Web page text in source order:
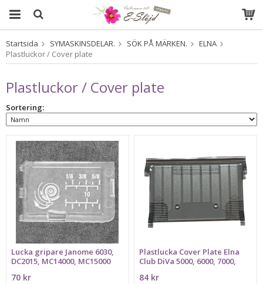
Produkten har blivit tillagd i varukorgen
Startsida SYMASKINSDELAR. SÖK PÅ MÄRKEN.
ELNA
Plastluckor / Cover plate
Plastluckor / Cover plate
Sortering:
Lucka gripare Janome 6030,
DC2015, MC14000, MC15000
Maker, MC400E, MC500E,
70 kr
Plastlucka Cover Plate Elna
Club DiVa 5000, 6000, 7000,
84 kr